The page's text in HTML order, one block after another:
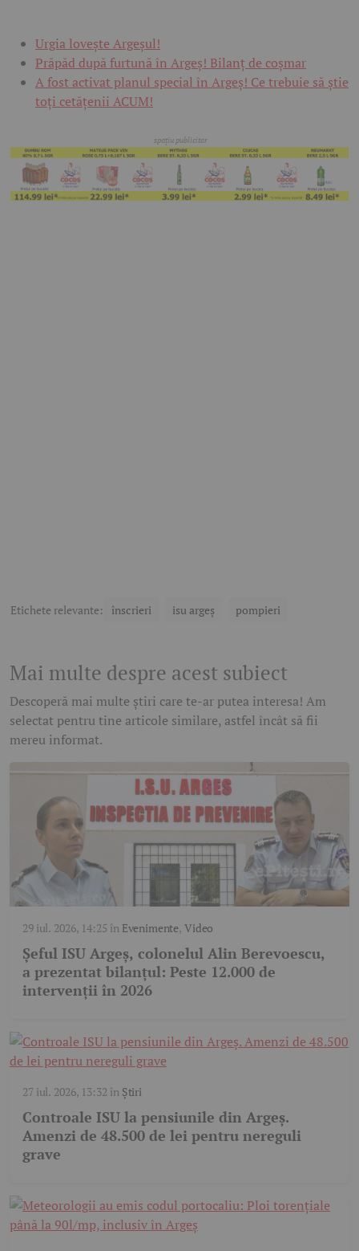
Urgia lovește Argeșul!
Prăpăd după furtună în Argeș! Bilanț de coșmar
A fost activat planul special în Argeș! Ce trebuie să știe
toți cetățenii ACUM!
Etichete relevante: înscrieri isu argeș pompieri
Mai multe despre acest subiect
Descoperă mai multe știri care te-ar putea interesa! Am
selectat pentru tine articole similare, astfel încât să fii
mereu informat.
29 iul. 2026, 14:25 în Evenimente,Video
Șeful ISU Argeș, colonelul Alin Berevoescu,
a prezentat bilanțul: Peste 12.000 de
intervenții în 2026
27 iul. 2026, 13:32 în Știri
Controale ISU la pensiunile din Argeș.
Amenzi de 48.500 de lei pentru nereguli
grave